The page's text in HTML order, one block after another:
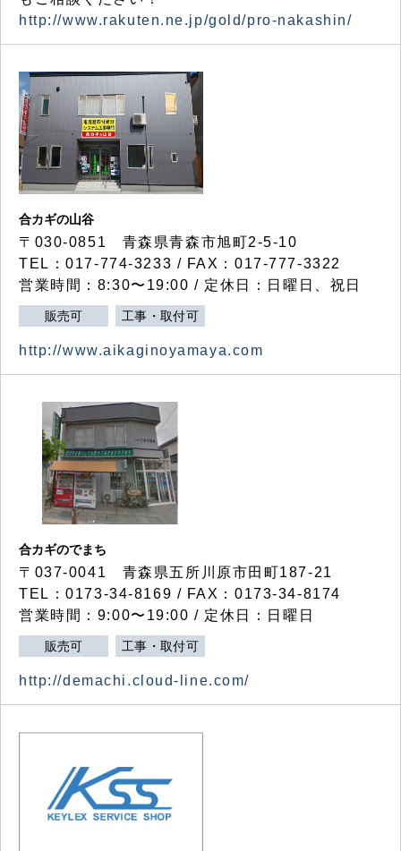
http://www.rakuten.ne.jp/gold/pro-nakashin/
合カギの山谷
〒030-0851 青森県青森市旭町2-5-10
TEL：017-774-3233 / FAX：017-777-3322
営業時間：8:30〜19:00 / 定休日：日曜日、祝日
販売可 工事・取付可
http://www.aikaginoyamaya.com
合カギのでまち
〒037-0041 青森県五所川原市田町187-21
TEL：0173-34-8169 / FAX：0173-34-8174
営業時間：9:00〜19:00 / 定休日：日曜日
販売可 工事・取付可
http://demachi.cloud-line.com/